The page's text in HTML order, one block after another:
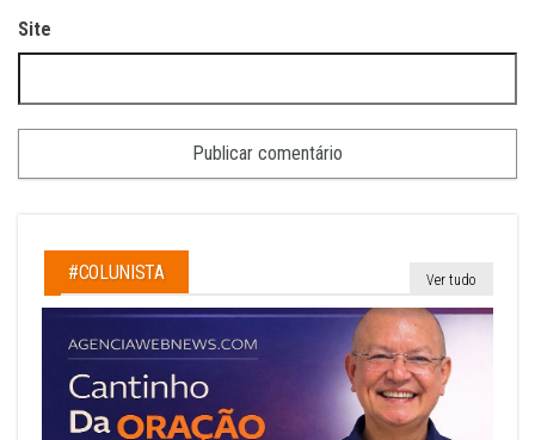
Site
#COLUNISTA Ver tudo